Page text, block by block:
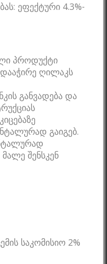
ეფექტური 4.3%-
პროდუქტი
დააჭირე ღილაკს
განვადება და
გაიგებ.
შენსკენ
საკომისიო 2%